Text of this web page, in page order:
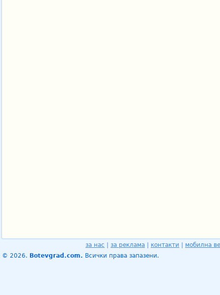
за нас за реклама контакти
мобилна
© 2026. Botevgrad.com. Всички права запазени.